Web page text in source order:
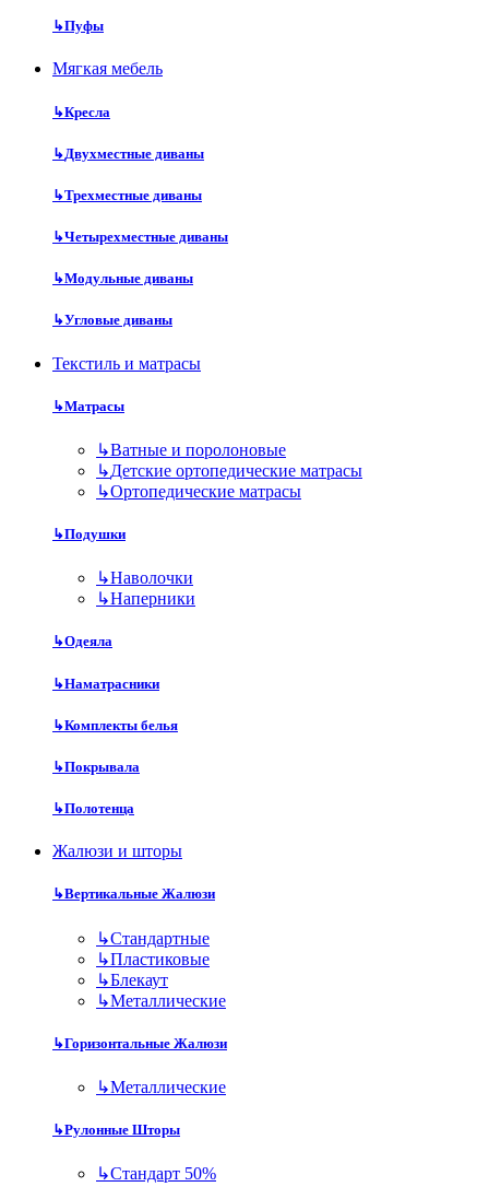
↳Пуфы
Мягкая мебель
↳Кресла
↳Двухместные диваны
↳Трехместные диваны
↳Четырехместные диваны
↳Модульные диваны
↳Угловые диваны
Текстиль и матрасы
↳Матрасы
↳Ватные и поролоновые
↳Детские ортопедические матрасы
↳Ортопедические матрасы
↳Подушки
↳Наволочки
↳Наперники
↳Одеяла
↳Наматрасники
↳Комплекты белья
↳Покрывала
↳Полотенца
Жалюзи и шторы
↳Вертикальные Жалюзи
↳Стандартные
↳Пластиковые
↳Блекаут
↳Металлические
↳Горизонтальные Жалюзи
↳Металлические
↳Рулонные Шторы
↳Стандарт 50%